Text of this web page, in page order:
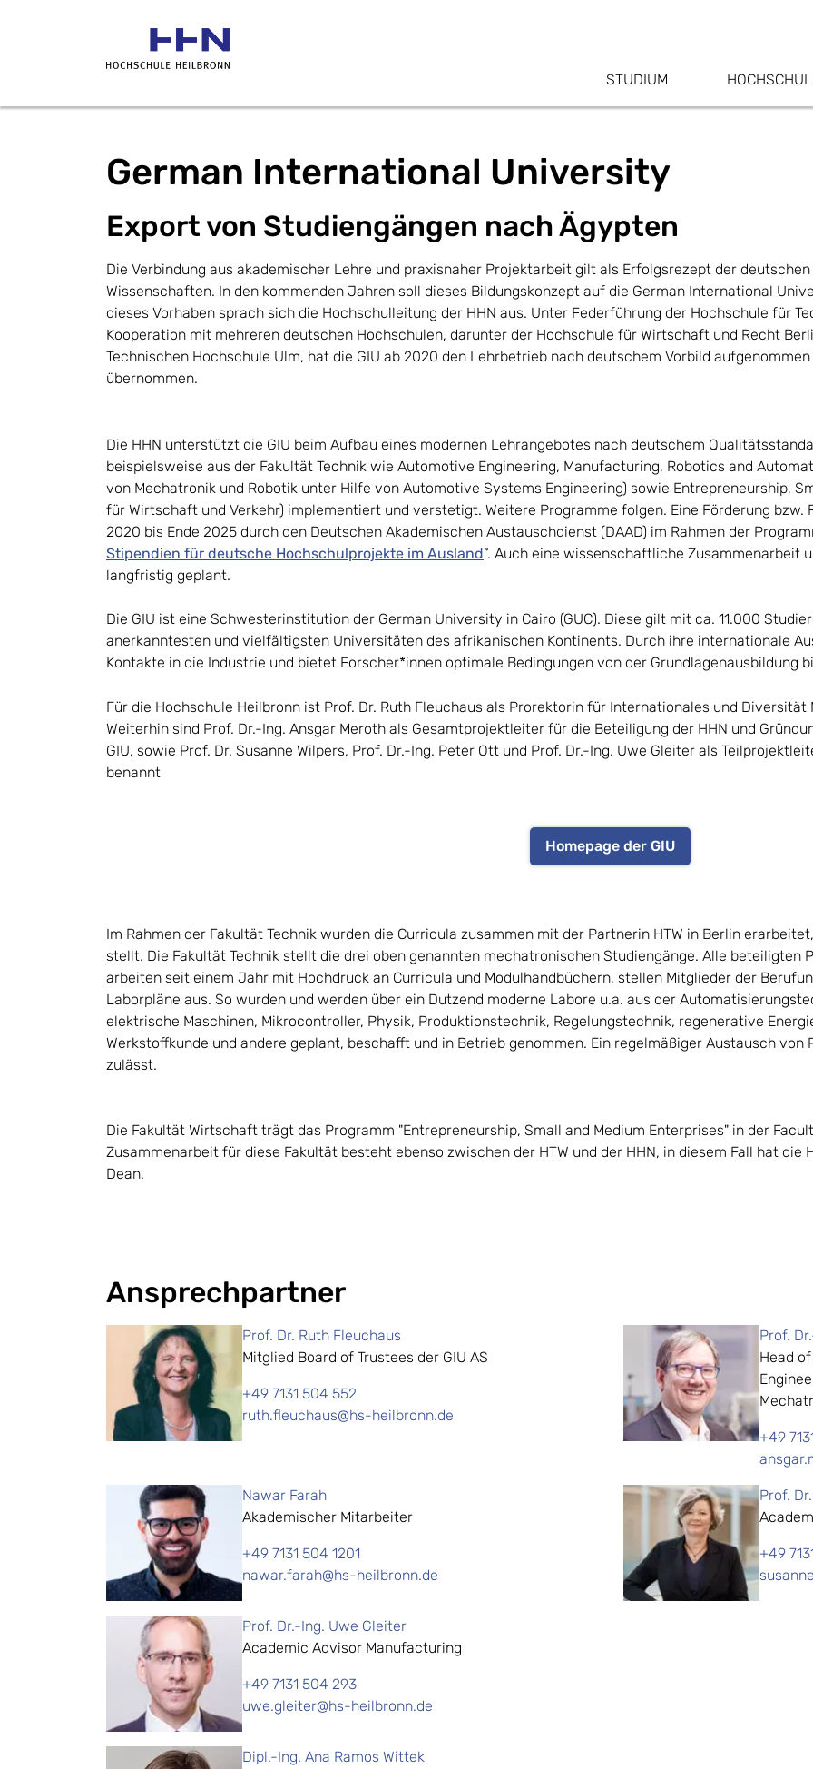
STUDIUM
German International University
Export von Studiengängen nach Ägypten
Die Verbindung aus akademischer Lehre und praxisnaher Projektarbeit gilt als Erfolgsrezept der
Wissenschaften. In den kommenden Jahren soll dieses Bildungskonzept auf die German International
dieses Vorhaben sprach sich die Hochschulleitung der HHN aus. Unter Federführung der Hochschule für
Kooperation mit mehreren deutschen Hochschulen, darunter der Hochschule für Wirtschaft und Recht
Technischen Hochschule Ulm, hat die GIU ab 2020 den Lehrbetrieb nach deutschem Vorbild
übernommen.
Die HHN unterstützt die GIU beim Aufbau eines modernen Lehrangebotes nach deutschem
beispielsweise aus der Fakultät Technik wie Automotive Engineering, Manufacturing, Robotics and
von Mechatronik und Robotik unter Hilfe von Automotive Systems Engineering) sowie Entrepreneurship,
für Wirtschaft und Verkehr) implementiert und verstetigt. Weitere Programme folgen. Eine Förderung bzw.
2020 bis Ende 2025 durch den Deutschen Akademischen Austauschdienst (DAAD) im Rahmen der
Stipendien für deutsche Hochschulprojekte im Ausland“. Auch eine wissenschaftliche Zusammenarbeit
langfristig geplant.
Die GIU ist eine Schwesterinstitution der German University in Cairo (GUC). Diese gilt mit ca. 11.000
anerkanntesten und vielfältigsten Universitäten des afrikanischen Kontinents. Durch ihre internationale
Kontakte in die Industrie und bietet Forscher*innen optimale Bedingungen von der Grundlagenausbildung
Für die Hochschule Heilbronn ist Prof. Dr. Ruth Fleuchaus als Prorektorin für Internationales und
Weiterhin sind Prof. Dr.-Ing. Ansgar Meroth als Gesamtprojektleiter für die Beteiligung der HHN und
GIU, sowie Prof. Dr. Susanne Wilpers, Prof. Dr.-Ing. Peter Ott und Prof. Dr.-Ing. Uwe Gleiter als
benannt
Homepage der GIU
Im Rahmen der Fakultät Technik wurden die Curricula zusammen mit der Partnerin HTW in Berlin
stellt. Die Fakultät Technik stellt die drei oben genannten mechatronischen Studiengänge. Alle
arbeiten seit einem Jahr mit Hochdruck an Curricula und Modulhandbüchern, stellen Mitglieder der
Laborpläne aus. So wurden und werden über ein Dutzend moderne Labore u.a. aus der
elektrische Maschinen, Mikrocontroller, Physik, Produktionstechnik, Regelungstechnik, regenerative
Werkstoffkunde und andere geplant, beschafft und in Betrieb genommen. Ein regelmäßiger Austausch von
zulässt.
Die Fakultät Wirtschaft trägt das Programm "Entrepreneurship, Small and Medium Enterprises" in der
Zusammenarbeit für diese Fakultät besteht ebenso zwischen der HTW und der HHN, in diesem Fall hat die
Dean.
Ansprechpartner
Prof. Dr. Ruth Fleuchaus
Mitglied Board of Trustees der GIU AS
+49 7131 504 552
ruth.fleuchaus@hs-heilbronn.de
Prof.
Head
+49
Nawar Farah
Akademischer Mitarbeiter
+49 7131 504 1201
nawar.farah@hs-heilbronn.de
Prof.
+49
Prof. Dr.-Ing. Uwe Gleiter
Academic Advisor Manufacturing
+49 7131 504 293
uwe.gleiter@hs-heilbronn.de
Dipl.-Ing. Ana Ramos Wittek